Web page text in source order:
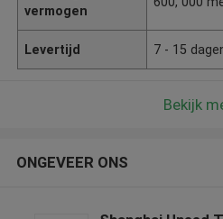
vermogen
Levertijd 7 - 15
Bekijk
ONGEVEER ONS